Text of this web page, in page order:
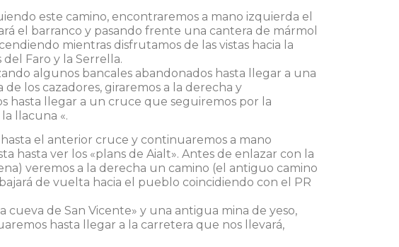
este camino, encontraremos a mano izquierda el
el barranco y pasando frente una cantera de mármol
mientras disfrutamos de las vistas hacia la
Faro y la Serrella.
algunos bancales abandonados hasta llegar a una
los cazadores, giraremos a la derecha y
hasta llegar a un cruce que seguiremos por la
llacuna «.
el anterior cruce y continuaremos a mano
hasta ver los «plans de Aialt». Antes de enlazar con la
veremos a la derecha un camino (el antiguo camino
de vuelta hacia el pueblo coincidiendo con el PR
cueva de San Vicente» y una antigua mina de yeso,
hasta llegar a la carretera que nos llevará,